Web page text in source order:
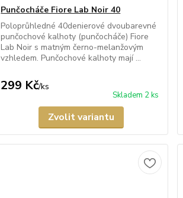
Punčocháče Fiore Lab Noir 40
Poloprůhledné 40denierové dvoubarevné
punčochové kalhoty (punčocháče) Fiore
Lab Noir s matným černo-melanžovým
vzhledem. Punčochové kalhoty mají ...
299 Kč/ks
Skladem 2 ks
Zvolit variantu